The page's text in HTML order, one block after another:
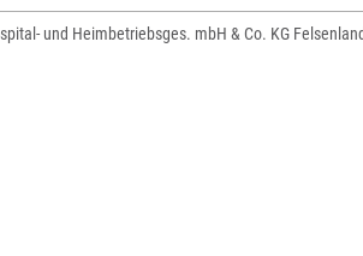
und Heimbetriebsges. mbH & Co. KG